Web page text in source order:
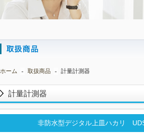
ホーム 取扱商品 計量計測器
計量計測器
非防水型デジタル上皿ハカリ